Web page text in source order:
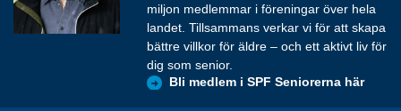
miljon medlemmar i föreningar över hela
landet. Tillsammans verkar vi för att skapa
bättre villkor för äldre – och ett aktivt liv för
dig som senior.
Bli medlem i SPF Seniorerna här